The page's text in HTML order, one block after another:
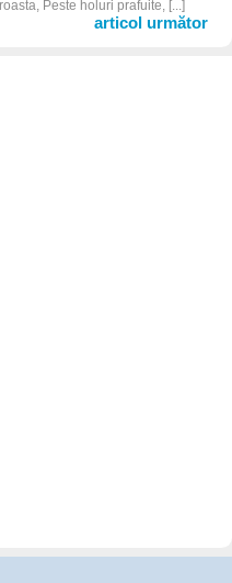
Peste holuri prafuite, [...]
articol următor